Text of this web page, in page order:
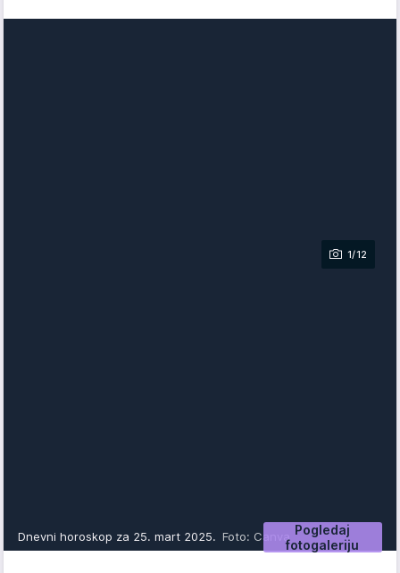
1/12
Pogledaj
fotogaleriju
Dnevni horoskop za 25. mart 2025. Foto: Canva